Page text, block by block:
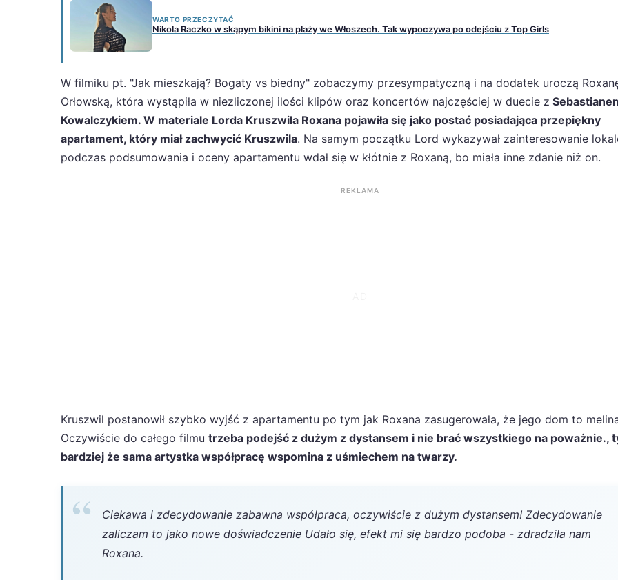
WARTO PRZECZYTAĆ
Nikola Raczko w skąpym bikini na plaży we Włoszech. Tak wypoczywa po odejściu z Top Girls
W filmiku pt. "Jak mieszkają? Bogaty vs biedny" zobaczymy przesympatyczną i na dodatek uroczą
Orłowską, która wystąpiła w niezliczonej ilości klipów oraz koncertów najczęściej w duecie z
Kowalczykiem. W materiale Lorda Kruszwila Roxana pojawiła się jako postać posiadająca przepiękny
apartament, który miał zachwycić Kruszwila. Na samym początku Lord wykazywał zainteresowanie
podczas podsumowania i oceny apartamentu wdał się w kłótnie z Roxaną, bo miała inne zdanie niż on.
REKLAMA
Kruszwil postanowił szybko wyjść z apartamentu po tym jak Roxana zasugerowała, że jego dom to
Oczywiście do całego filmu trzeba podejść z dużym z dystansem i nie brać wszystkiego na poważnie.,
bardziej że sama artystka współpracę wspomina z uśmiechem na twarzy.
Ciekawa i zdecydowanie zabawna współpraca, oczywiście z dużym dystansem! Zdecydowanie
zaliczam to jako nowe doświadczenie Udało się, efekt mi się bardzo podoba - zdradziła nam
Roxana.